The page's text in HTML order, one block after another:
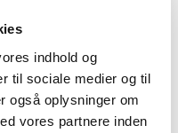
indhold og
til sociale medier og til
også oplysninger om
vores partnere inden
midler)
europæiske
for…